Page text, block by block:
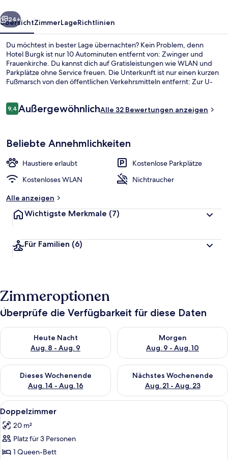
Weiter
24+
ÜbersichtZimmerLageRichtlinien
Du möchtest in bester Lage übernachten? Kein Problem, denn
Hotel Burgk ist nur 10 Autominuten entfernt von: Zwinger und
Frauenkirche. Du kannst dich auf Gratisleistungen wie WLAN und
Parkplätze ohne Service freuen. Die Unterkunft ist nur einen kurzen
Fußmarsch von den öffentlichen Verkehrsmitteln entfernt: Zur U-
Bewertungen
9,49,4 von 10.
AußergewöhnlichAlle 32 Bewertungen anzeigen
Beliebte Annehmlichkeiten
Haustiere erlaubt
Kostenlose Parkplätze
Kostenloses WLAN
Nichtraucher
Alle anzeigen
Wichtigste Merkmale (7)
Für Familien (6)
Zimmeroptionen
Überprüfe die Verfügbarkeit für diese Daten
Heute Nacht
Aug. 8 - Aug. 9
Überprüfe die Verfügbarkeit für heute Nacht, Aug. 8 - Aug. 9.
Morgen
Aug. 9 - Aug. 10
Überprüfe die Verfügbarkeit
Dieses Wochenende
Aug. 14 - Aug. 16
Überprüfe die Verfügbarkeit für dieses Wochenende, Aug. 14
Nächstes Wochenende
Aug. 21 - Aug. 23
Überprüfe die Verfügbarkeit
Alle
Fotos
für
Doppelzimmer
anzeigen
Doppelzimmer | Schreibtisch,
2
Doppelzimmer
20 m²
Platz für 3 Personen
1 Queen-Bett